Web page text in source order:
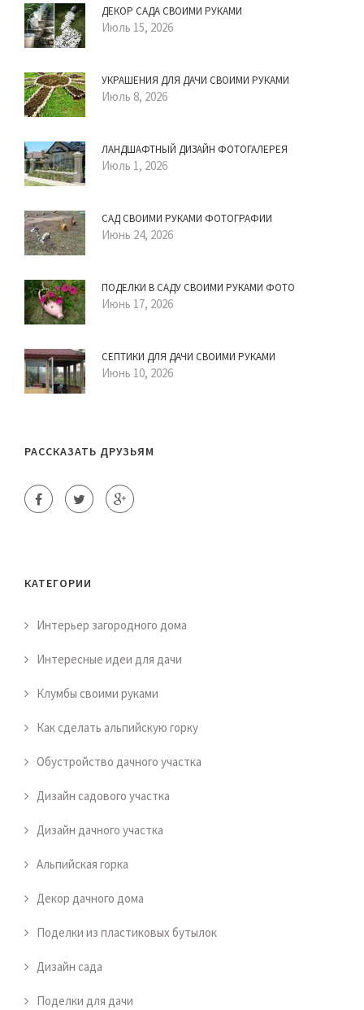
ДЕКОР САДА СВОИМИ РУКАМИ
Июль 15, 2026
УКРАШЕНИЯ ДЛЯ ДАЧИ СВОИМИ РУКАМИ
Июль 8, 2026
ЛАНДШАФТНЫЙ ДИЗАЙН ФОТОГАЛЕРЕЯ
Июль 1, 2026
САД СВОИМИ РУКАМИ ФОТОГРАФИИ
Июнь 24, 2026
ПОДЕЛКИ В САДУ СВОИМИ РУКАМИ ФОТО
Июнь 17, 2026
СЕПТИКИ ДЛЯ ДАЧИ СВОИМИ РУКАМИ
Июнь 10, 2026
РАССКАЗАТЬ ДРУЗЬЯМ
КАТЕГОРИИ
Интерьер загородного дома
Интересные идеи для дачи
Клумбы своими руками
Как сделать альпийскую горку
Обустройство дачного участка
Дизайн садового участка
Дизайн дачного участка
Альпийская горка
Декор дачного дома
Поделки из пластиковых бутылок
Дизайн сада
Поделки для дачи